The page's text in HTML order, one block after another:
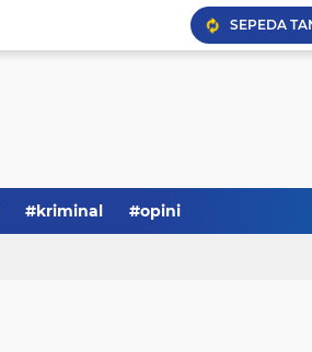
#kriminal #opini